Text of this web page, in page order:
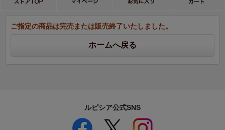
ご指定の商品は完売または販売終了いたしました。
ルピシア公式SNS